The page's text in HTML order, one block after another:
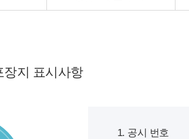
장지 표시사항
1. 공시 번호